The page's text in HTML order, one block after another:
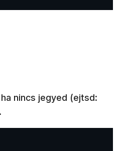
nincs jegyed (ejtsd: